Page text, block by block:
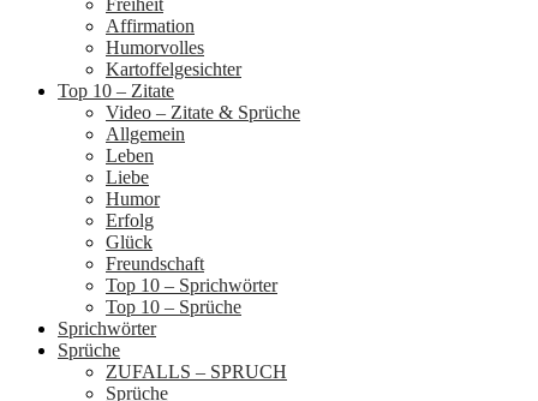
Affirmation
Humorvolles
Kartoffelgesichter
Top 10 – Zitate
Video – Zitate & Sprüche
Allgemein
Leben
Liebe
Humor
Erfolg
Glück
Freundschaft
Top 10 – Sprichwörter
Top 10 – Sprüche
Sprichwörter
Sprüche
ZUFALLS – SPRUCH
Sprüche